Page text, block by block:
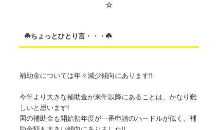
☆
☘️ちょっとひとり言・・・☘️
補助金については年々減少傾向にあります!!
今年より大きな補助金が来年以降にあることは、かなり難
しいと思います!
国の補助金も開始初年度が一番申請のハードルが低く、補